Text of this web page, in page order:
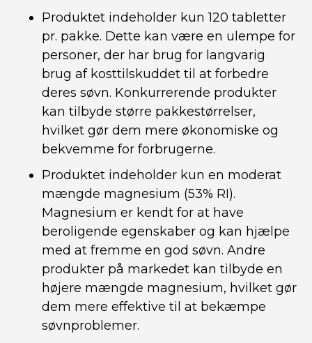
Produktet indeholder kun 120 tabletter
pr. pakke. Dette kan være en ulempe for
personer, der har brug for langvarig
brug af kosttilskuddet til at forbedre
deres søvn. Konkurrerende produkter
kan tilbyde større pakkestørrelser,
hvilket gør dem mere økonomiske og
bekvemme for forbrugerne.
Produktet indeholder kun en moderat
mængde magnesium (53% RI).
Magnesium er kendt for at have
beroligende egenskaber og kan hjælpe
med at fremme en god søvn. Andre
produkter på markedet kan tilbyde en
højere mængde magnesium, hvilket gør
dem mere effektive til at bekæmpe
søvnproblemer.